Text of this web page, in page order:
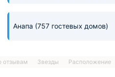
Анапа (757 гостевых домов)
отзывам Звезды Расположение